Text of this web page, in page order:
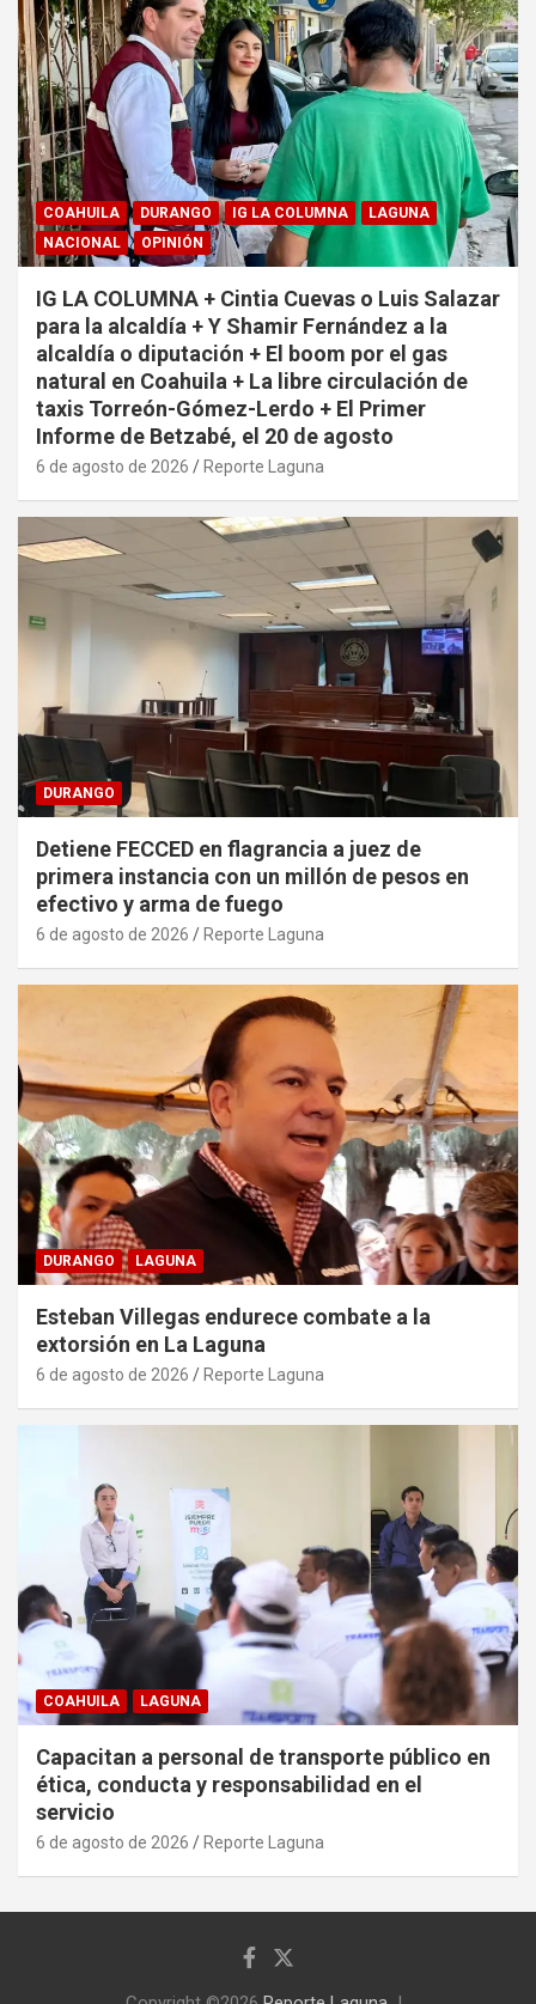
COAHUILA DURANGO IG LA COLUMNA
LAGUNA
NACIONAL
OPINIÓN
IG LA COLUMNA + Cintia Cuevas o Luis Salazar
para la alcaldía + Y Shamir Fernández a la
alcaldía o diputación + El boom por el gas
natural en Coahuila + La libre circulación de
taxis Torreón-Gómez-Lerdo + El Primer
Informe de Betzabé, el 20 de agosto
6 de agosto de 2026 Reporte Laguna
DURANGO
Detiene FECCED en flagrancia a juez de
primera instancia con un millón de pesos en
efectivo y arma de fuego
6 de agosto de 2026 Reporte Laguna
DURANGO LAGUNA
Esteban Villegas endurece combate a la
extorsión en La Laguna
6 de agosto de 2026 Reporte Laguna
COAHUILA LAGUNA
Capacitan a personal de transporte público en
ética, conducta y responsabilidad en el
servicio
6 de agosto de 2026 Reporte Laguna